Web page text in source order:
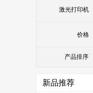
激光打印机
价格
产品排序
新品推荐